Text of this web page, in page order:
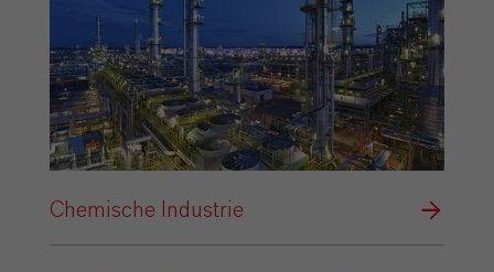
Chemische Industrie